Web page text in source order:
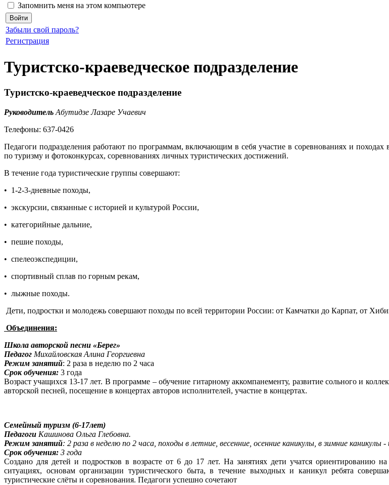
Запомнить меня на этом компьютере
Забыли свой пароль?
Регистрация
Туристско-краеведческое подразделение
Туристско-краеведческое подразделение
Руководитель Абутидзе Лазаре Учаевич
Телефоны: 637-0426
Педагоги подразделения работают по программам, включающим в себя участие в соревнованиях и походах
по туризму и фотоконкурсах, соревнованиях личных туристических достижений.
В течение года туристические группы совершают:
• 1-2-3-дневные походы,
• экскурсии, связанные с историей и культурой России,
• категорийные дальние,
• пешие походы,
• спелеоэкспедиции,
• спортивный сплав по горным рекам,
• лыжные походы.
Дети, подростки и молодежь совершают походы по всей территории России: от Камчатки до Карпат, от
Объединения:
Школа авторской песни «Берег»
Педагог Михайловская Алина Георгиевна
Режим занятий: 2 раза в неделю по 2 часа
Срок обучения: 3 года
Возраст учащихся 13-17 лет. В программе – обучение гитарному аккомпанементу, развитие сольного и
авторской песней, посещение в концертах авторов исполнителей, участие в концертах.
Семейный туризм (6-17лет)
Педагоги Кашинова Ольга Глебовна.
Режим занятий: 2 раза в неделю по 2 часа, походы в летние, весенние, осенние каникулы, в зимние каникулы
Срок обучения: 3 года
Создано для детей и подростков в возрасте от 6 до 17 лет. На занятиях дети учатся ориентированию
ситуациях, основам организации туристического быта, в течение выходных и каникул ребята
туристические слёты и соревнования. Педагоги успешно сочетают